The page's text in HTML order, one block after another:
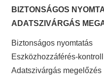
BIZTONSÁGOS
ADATSZIVÁRGÁS
Biztonságos nyomtatás
Eszközhozzáférés-kontroll
Adatszivárgás megelőzés